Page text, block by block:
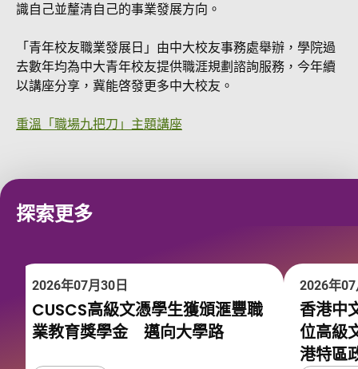
識自己並釐清自己的事業發展方向。
「青年校友職業發展日」由中大校友事務處舉辦，學院過
去數年均為中大青年校友提供職涯規劃諮詢服務，今年續
以講座分享，冀能啓發更多中大校友。
重溫「職場九把刀」主題講座
探索更多
2026年07月30日
CUSCS高級文憑學生獲頒滙豐職
業教育獎學金 邁向大學路
2026年
香港中
位高級
港特區